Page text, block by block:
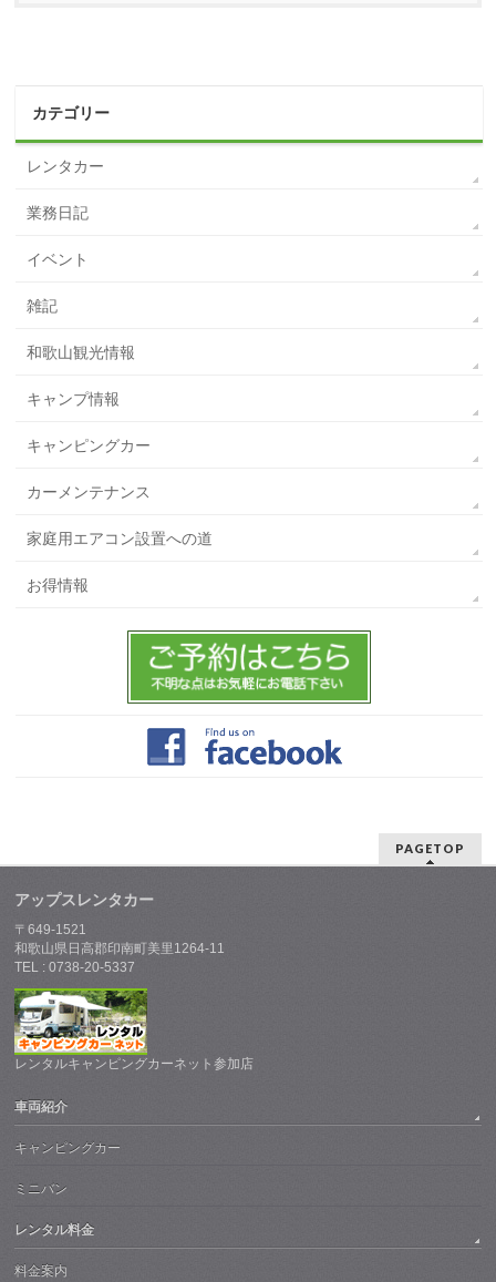
カテゴリー
レンタカー
業務日記
イベント
雑記
和歌山観光情報
キャンプ情報
キャンピングカー
カーメンテナンス
家庭用エアコン設置への道
お得情報
PAGETOP
アップスレンタカー
〒649-1521
和歌山県日高郡印南町美里1264-11
TEL : 0738-20-5337
レンタルキャンピングカーネット参加店
車両紹介
キャンピングカー
ミニバン
レンタル料金
料金案内